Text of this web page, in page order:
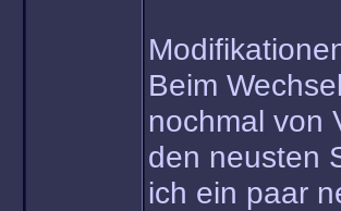
Beim
nochmal von
den neusten
ich ein paar